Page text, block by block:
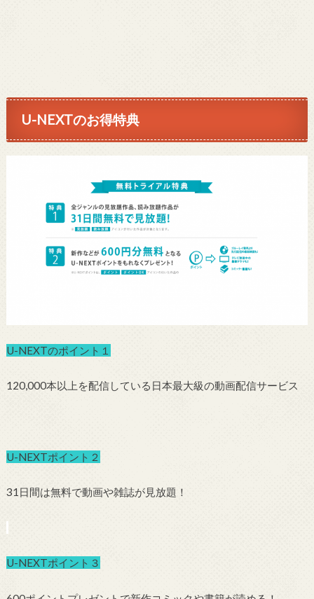
U-NEXTのお得特典
U-NEXTのポイント１
120,000本以上を配信している日本最大級の動画配信サービス
U-NEXTポイント２
31日間は無料で動画や雑誌が見放題！
U-NEXTポイント３